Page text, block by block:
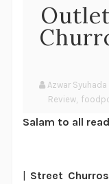
Azwar Syuhada
Review,
Salam to all
| Street